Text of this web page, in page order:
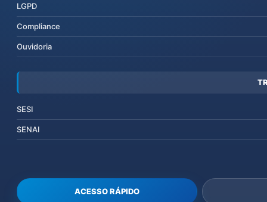
LGPD
Compliance
Ouvidoria
SESI
SENAI
ACESSO RÁPIDO